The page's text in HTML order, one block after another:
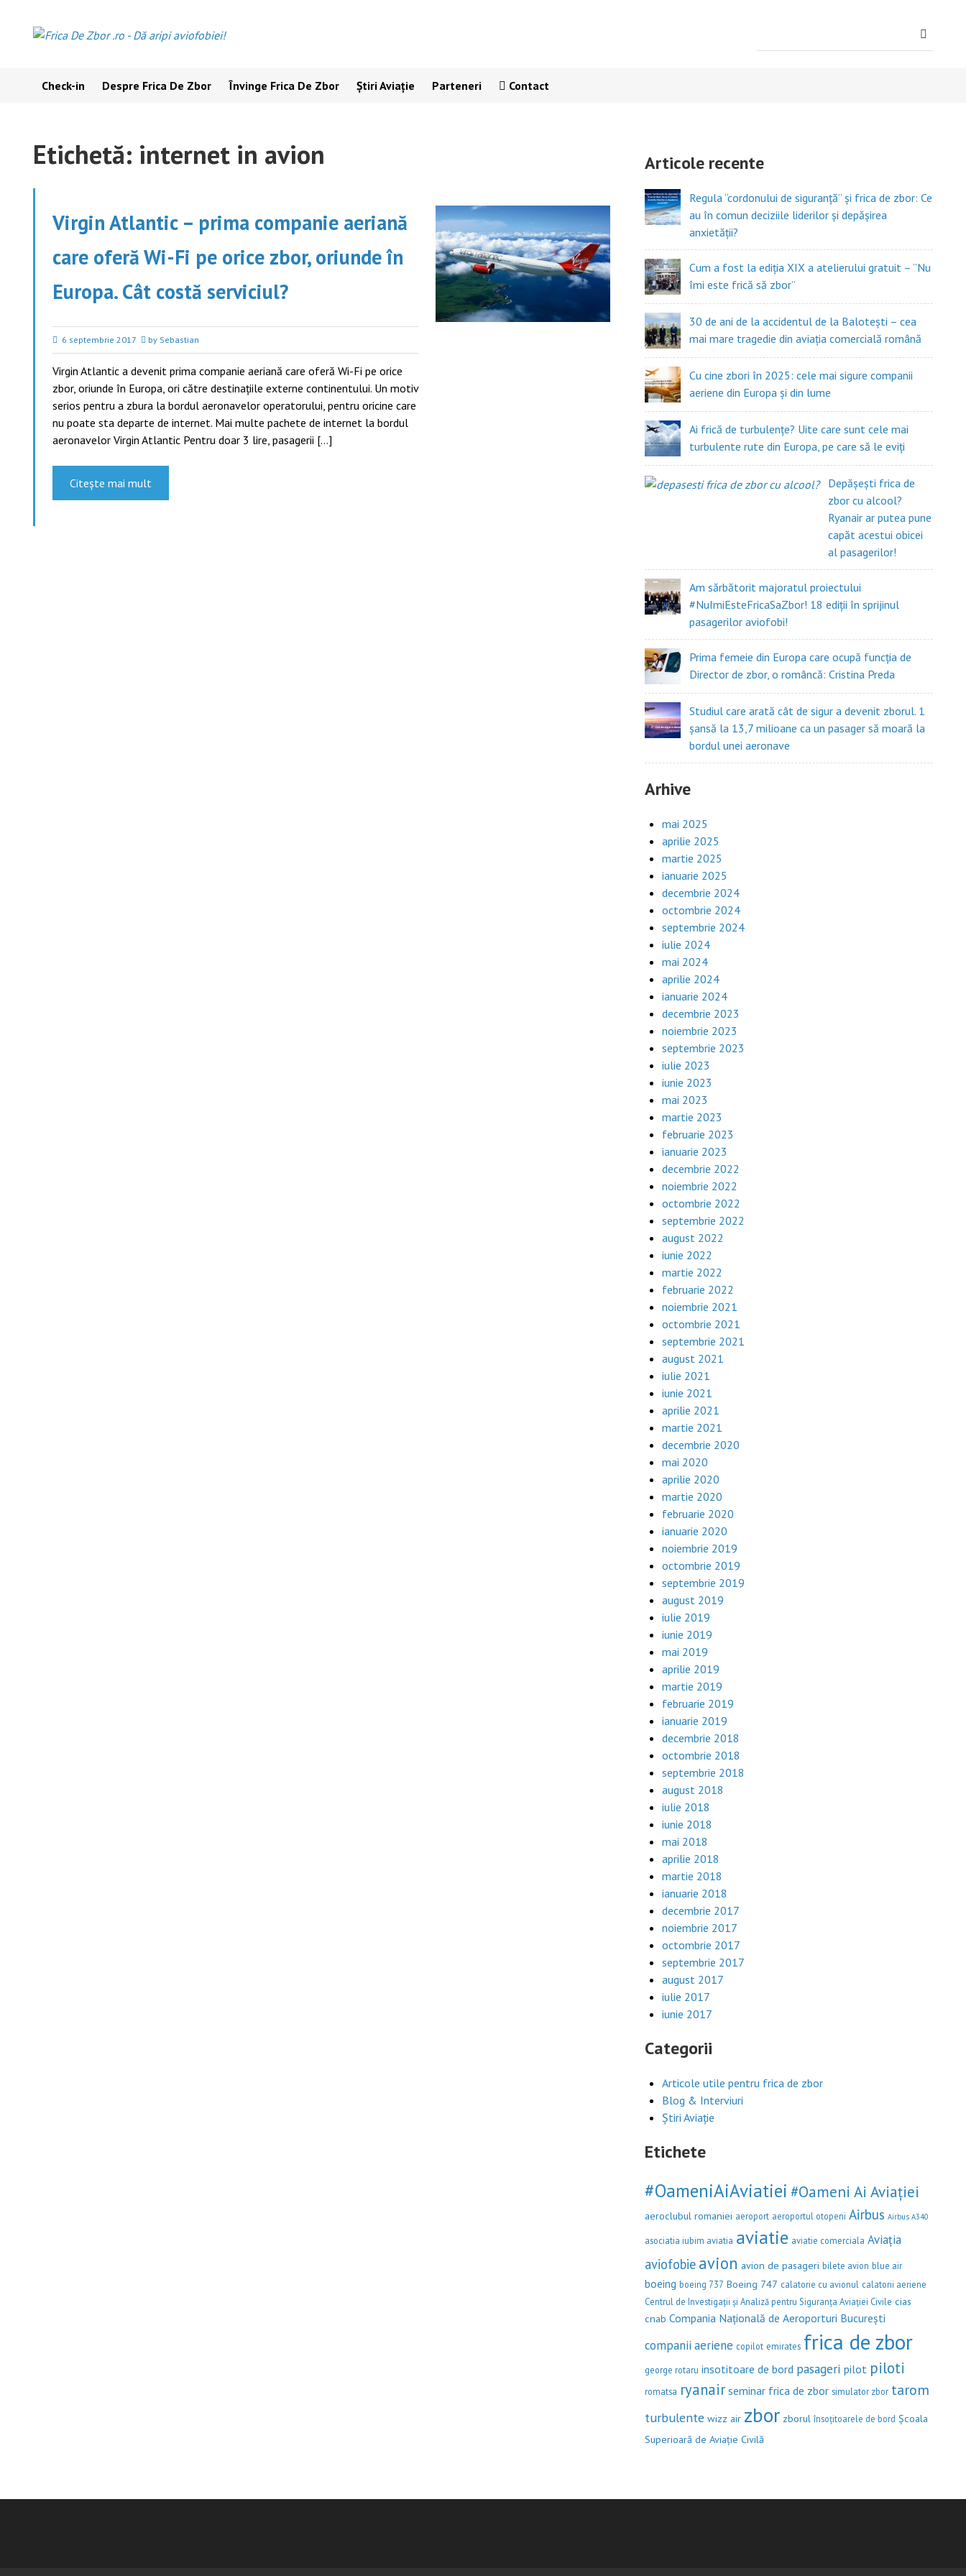
content
Check-in Despre Frica De Zbor Învinge Frica De Zbor Știri Aviație Parteneri Contact
Etichetă: internet in avion
Virgin Atlantic – prima companie aeriană
care oferă Wi-Fi pe orice zbor, oriunde în
Europa. Cât costă serviciul?
6 septembrie 2017 by Sebastian
Virgin Atlantic a devenit prima companie aeriană care oferă Wi-Fi pe orice
zbor, oriunde în Europa, ori către destinațiile externe continentului. Un motiv
serios pentru a zbura la bordul aeronavelor operatorului, pentru oricine care
nu poate sta departe de internet. Mai multe pachete de internet la bordul
aeronavelor Virgin Atlantic Pentru doar 3 lire, pasagerii […]
Citește mai mult
Articole recente
Regula “cordonului de siguranță” și frica de zbor: Ce
au în comun deciziile liderilor și depășirea
anxietății?
Cum a fost la ediția XIX a atelierului gratuit – ”Nu
îmi este frică să zbor”
30 de ani de la accidentul de la Balotești – cea
mai mare tragedie din aviația comercială română
Cu cine zbori în 2025: cele mai sigure companii
aeriene din Europa și din lume
Ai frică de turbulențe? Uite care sunt cele mai
turbulente rute din Europa, pe care să le eviți
Depășești frica de
zbor cu alcool?
Ryanair ar putea pune
capăt acestui obicei
al pasagerilor!
Am sărbătorit majoratul proiectului
#NuImiEsteFricaSaZbor! 18 ediții în sprijinul
pasagerilor aviofobi!
Prima femeie din Europa care ocupă funcția de
Director de zbor, o româncă: Cristina Preda
Studiul care arată cât de sigur a devenit zborul. 1
șansă la 13,7 milioane ca un pasager să moară la
bordul unei aeronave
Arhive
mai 2025
aprilie 2025
martie 2025
ianuarie 2025
decembrie 2024
octombrie 2024
septembrie 2024
iulie 2024
mai 2024
aprilie 2024
ianuarie 2024
decembrie 2023
noiembrie 2023
septembrie 2023
iulie 2023
iunie 2023
mai 2023
martie 2023
februarie 2023
ianuarie 2023
decembrie 2022
noiembrie 2022
octombrie 2022
septembrie 2022
august 2022
iunie 2022
martie 2022
februarie 2022
noiembrie 2021
octombrie 2021
septembrie 2021
august 2021
iulie 2021
iunie 2021
aprilie 2021
martie 2021
decembrie 2020
mai 2020
aprilie 2020
martie 2020
februarie 2020
ianuarie 2020
noiembrie 2019
octombrie 2019
septembrie 2019
august 2019
iulie 2019
iunie 2019
mai 2019
aprilie 2019
martie 2019
februarie 2019
ianuarie 2019
decembrie 2018
octombrie 2018
septembrie 2018
august 2018
iulie 2018
iunie 2018
mai 2018
aprilie 2018
martie 2018
ianuarie 2018
decembrie 2017
noiembrie 2017
octombrie 2017
septembrie 2017
august 2017
iulie 2017
iunie 2017
Categorii
Articole utile pentru frica de zbor
Blog & Interviuri
Știri Aviație
Etichete
#OameniAiAviatiei #Oameni Ai Aviației
aeroclubul romaniei aeroport aeroportul otopeni Airbus Airbus A340
asociatia iubim aviatia aviatie aviatie comerciala Aviația
aviofobie avion avion de pasageri bilete avion blue air
boeing boeing 737 Boeing 747 calatorie cu avionul calatorii aeriene
Centrul de Investigații și Analiză pentru Siguranța Aviației Civile cias
cnab Compania Națională de Aeroporturi București
companii aeriene copilot emirates frica de zbor
george rotaru insotitoare de bord pasageri pilot piloti
romatsa ryanair seminar frica de zbor simulator zbor tarom
turbulente wizz air zbor zborul însoțitoarele de bord Școala
Superioară de Aviație Civilă